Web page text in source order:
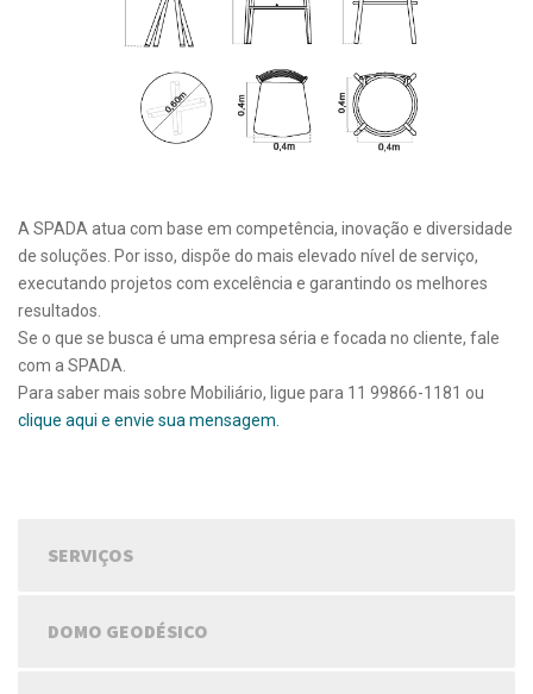
A SPADA atua com base em competência, inovação e diversidade
de soluções. Por isso, dispõe do mais elevado nível de serviço,
executando projetos com excelência e garantindo os melhores
resultados.
Se o que se busca é uma empresa séria e focada no cliente, fale
com a SPADA.
Para saber mais sobre Mobiliário, ligue para 11 99866-1181 ou
clique aqui e envie sua mensagem.
SERVIÇOS
DOMO GEODÉSICO